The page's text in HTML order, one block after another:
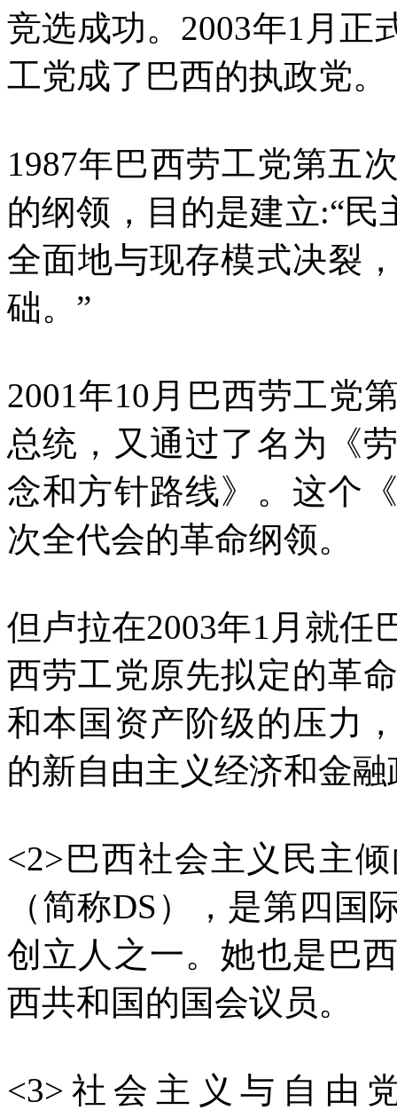
竞选成功。2003年1月正
工党成了巴西的执政党。
1987年巴西劳工党第五
的纲领，目的是建立:“民
全面地与现存模式决裂
础。”
2001年10月巴西劳工党
总统，又通过了名为《
念和方针路线》。这个
次全代会的革命纲领。
但卢拉在2003年1月就任
西劳工党原先拟定的革
和本国资产阶级的压力
的新自由主义经济和金融
<2>巴西社会主义民主
（简称DS），是第四
创立人之一。她也是巴
西共和国的国会议员。
<3>社会主义与自由党